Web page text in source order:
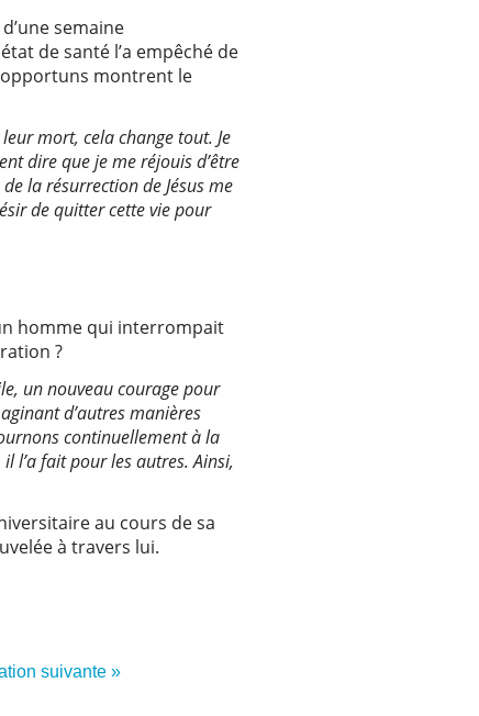
semaine
de santé l’a empêché de
opportuns montrent le
mort, cela change tout. Je
dire que je me réjouis d’être
la résurrection de Jésus me
de quitter cette vie pour
homme qui interrompait
?
un nouveau courage pour
d’autres manières
continuellement à la
l’a fait pour les autres. Ainsi,
au cours de sa
à travers lui.
suivante »